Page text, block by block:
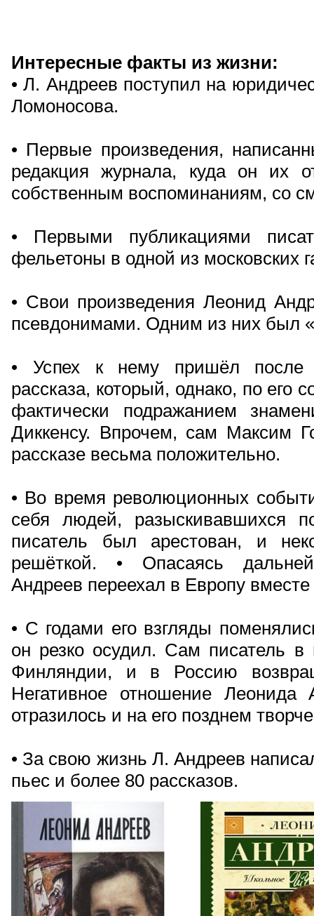
Интересные факты из жизни:
• Л. Андреев поступил на
Ломоносова.
• Первые произведения,
редакция журнала, куда он их
собственным воспоминаниям, со
• Первыми публикациями
фельетоны в одной из московских
• Свои произведения Леонид
псевдонимами. Одним из них был
• Успех к нему пришёл после
рассказа, который, однако, по его
фактически подражанием
Диккенсу. Впрочем, сам Максим
рассказе весьма положительно.
• Во время революционных
себя людей, разыскивавшихся
писатель был арестован, и
решёткой. • Опасаясь
Андреев переехал в Европу
• С годами его взгляды
он резко осудил. Сам писатель
Финляндии, и в Россию
Негативное отношение
отразилось и на его позднем
• За свою жизнь Л. Андреев
пьес и более 80 рассказов.